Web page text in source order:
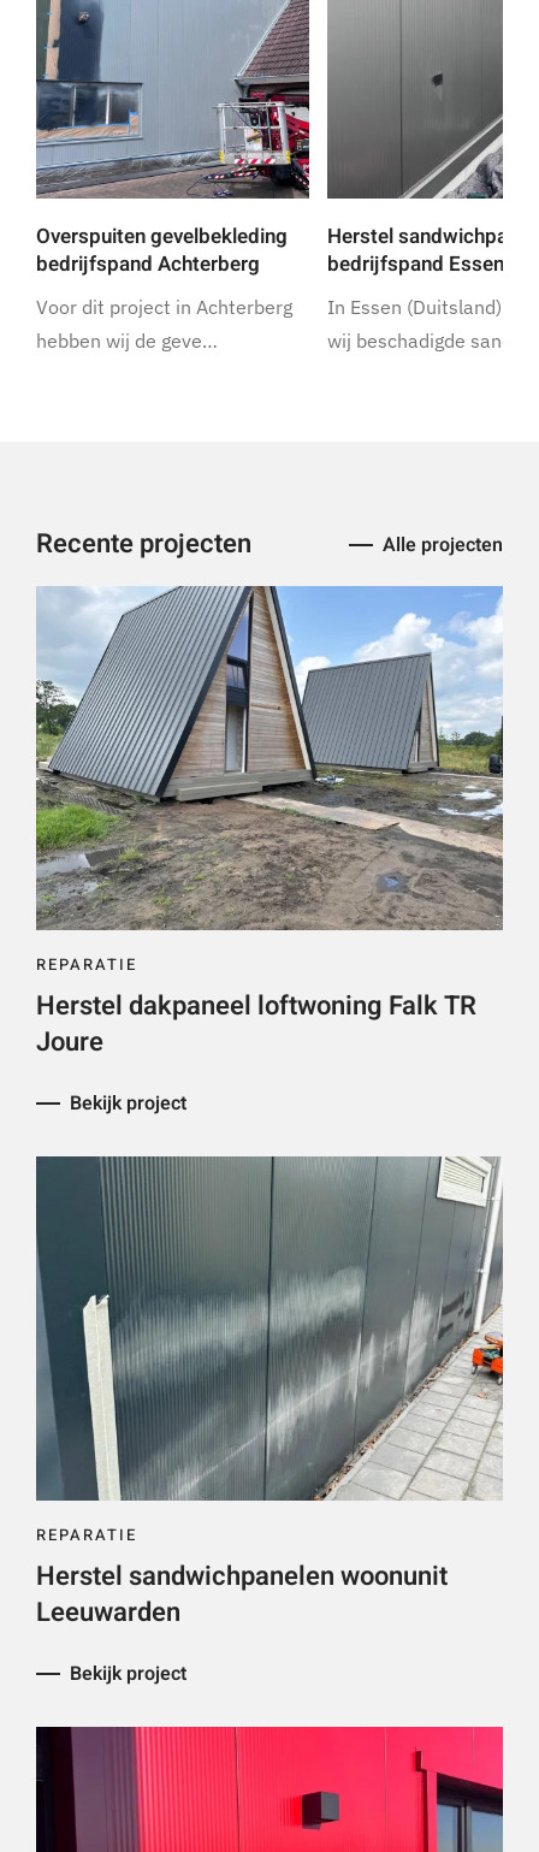
Overspuiten gevelbekleding
bedrijfspand Achterberg
Voor dit project in Achterberg
hebben wij de geve…
Herstel
bedrijfspand Essen
In Essen (Duitsland)
wij beschadigde
Recente projecten Alle projecten
REPARATIE
Herstel dakpaneel loftwoning Falk TR
Joure
Bekijk project
REPARATIE
Herstel sandwichpanelen woonunit
Leeuwarden
Bekijk project